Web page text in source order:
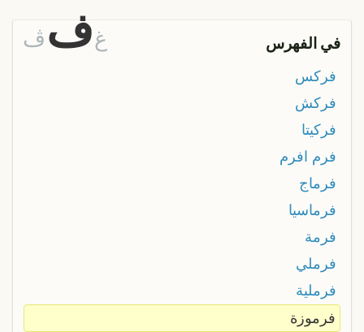
في الفهرس غفڤ
فركس
فركش
فركيتا
فرم افرم
فرماج
فرماسيا
فرمة
فرملي
فرملية
فرموزة